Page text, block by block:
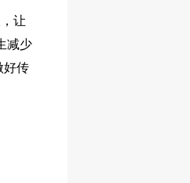
让
减少
好传